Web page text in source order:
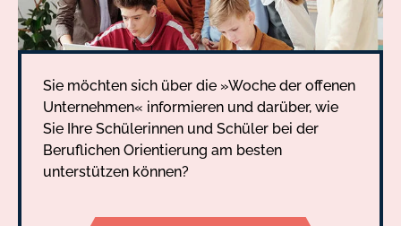
Sie möchten sich über die »Woche der offenen
Unternehmen« informieren und darüber, wie
Sie Ihre Schülerinnen und Schüler bei der
Beruflichen Orientierung am besten
unterstützen können?